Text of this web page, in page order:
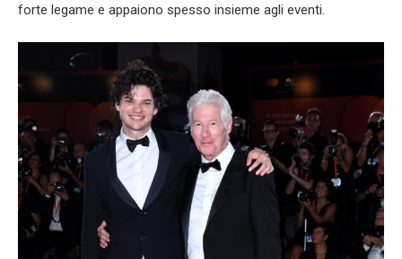
forte legame e appaiono spesso insieme agli eventi.